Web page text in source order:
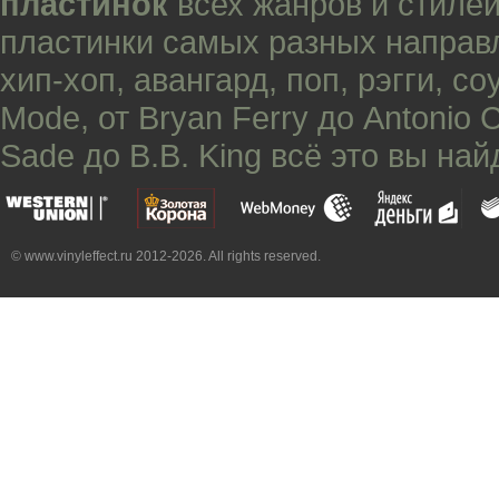
пластинки самых разных
хип-хоп, авангард, поп, рэгги,
Mode, от Bryan Ferry до Antonio
Sade до B.B. King всё это вы
© www.vinyleffect.ru 2012-2026. All rights reserved.